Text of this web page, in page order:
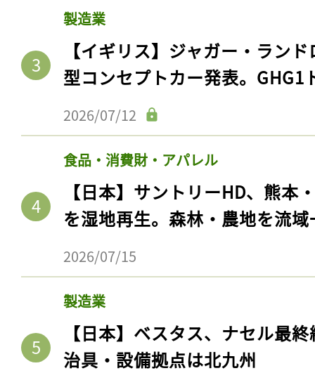
製造業
【イギリス】ジャガー・ラン
型コンセプトカー発表。GHG1
2026/07/12
食品・消費財・アパレル
【日本】サントリーHD、熊本
を湿地再生。森林・農地を流
2026/07/15
製造業
【日本】ベスタス、ナセル最
治具・設備拠点は北九州
記事をお気に入りに
ログインが必
会員登録